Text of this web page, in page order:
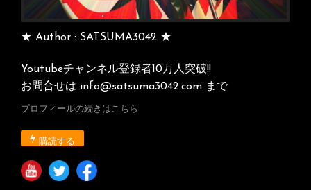
★ Author : SATSUMA3042 ★
Youtubeチャンネル登録者10万人突破!!
お問合せは info@satsuma3042.com まで
プロフィールの続きはこちら
購読する